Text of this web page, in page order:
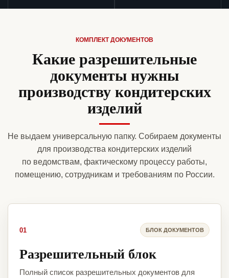
КОМПЛЕКТ ДОКУМЕНТОВ
Какие разрешительные
документы нужны
производству кондитерских
изделий
Не выдаем универсальную папку. Собираем документы
для производства кондитерских изделий
по ведомствам, фактическому процессу работы,
помещению, сотрудникам и требованиям по России.
01 БЛОК ДОКУМЕНТОВ
Разрешительный блок
Полный список разрешительных документов для